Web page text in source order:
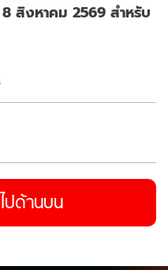
สิงหาคม 2569 สำหรับ
ปด้านบน